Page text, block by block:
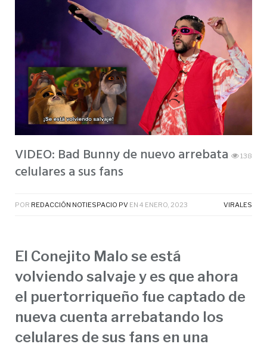
VIDEO: Bad Bunny de nuevo arrebata
celulares a sus fans
138
POR REDACCIÓN NOTIESPACIO PV EN 4 ENERO, 2023 VIRALES
El Conejito Malo se está
volviendo salvaje y es que ahora
el puertorriqueño fue captado de
nueva cuenta arrebatando los
celulares de sus fans en una